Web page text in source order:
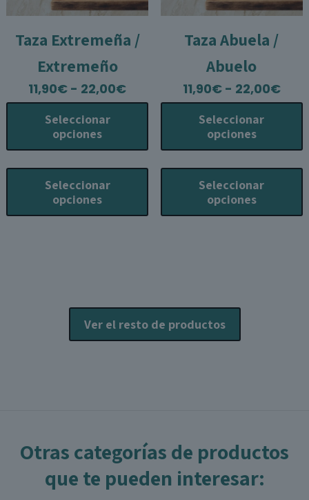
Taza Extremeña /
Extremeño
11,90€ - 22,00€Rango
de
11,90€
hasta
Seleccionar
opciones
Seleccionar
opciones
múltiples
elegir
en
la
Taza Abuela /
Abuelo
11,90€ - 22,00€
de
Seleccionar
opciones
Seleccionar
opciones
Ver el resto de productos
Otras categorías de productos
que te pueden interesar: